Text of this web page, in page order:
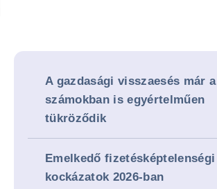
A gazdasági visszaesés már a
számokban is egyértelműen
tükröződik
Emelkedő fizetésképtelenségi
kockázatok 2026-ban